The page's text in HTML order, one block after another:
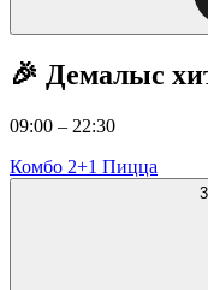
🎉 Демалыс
09:00 – 22:30
Комбо 2+1 Пицца